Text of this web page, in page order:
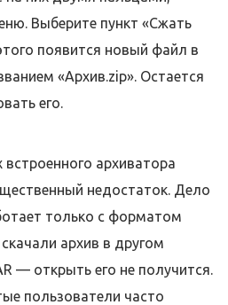
Выберите пункт «Сжать
появится новый файл в
«Архив.zip». Остается
его.
архиватора
недостаток. Дело
только с форматом
архив в другом
— открыть его не получится.
пользователи часто